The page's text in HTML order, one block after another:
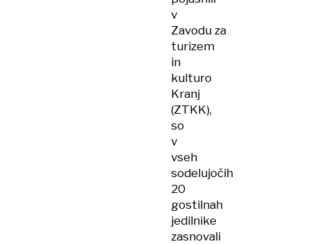
v
Zavodu za
turizem
in
kulturo
Kranj
(ZTKK),
so
v
vseh
sodelujočih
20
gostilnah
jedilnike
zasnovali